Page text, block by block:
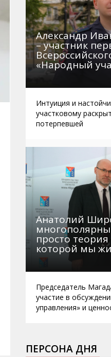
Александр
– участник
«Народный
Интуиция и
участковому
потерпевшей
Анатолий
просто
которой мы
Председатель
участие в
управления» и
ПЕРСОНА ДНЯ